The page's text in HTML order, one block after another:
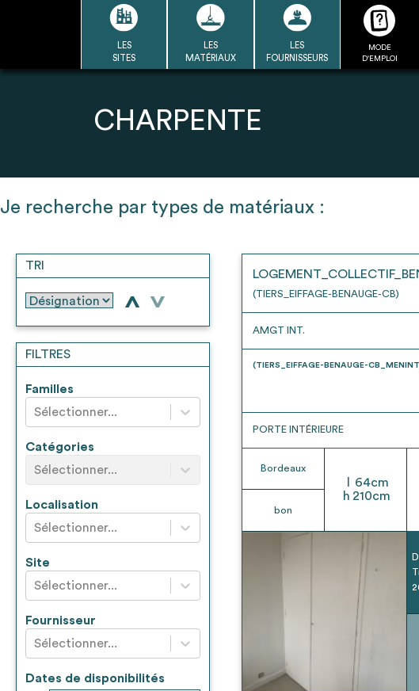
LES
SITES
LES
MATÉRIAUX
LES
FOURNISSEURS
MODE
D'EMPLOI
LA DÉMARCHE
LA BASE
DU RÉEMPLOI
Ressources de chaque
* Attention, l’ajout des matériaux à sa liste et son envoi
CHARPENTE
Je recherche par types de matériaux :
TRI
> >
FILTRES
Familles
Sélectionner...
Catégories
Sélectionner...
Localisation
Sélectionner...
Site
Sélectionner...
Fournisseur
Sélectionner...
Dates de disponibilités
(TIERS_EIFFAGE-BENAUGE-CB)
AMGT INT.
(TIERS_EIFFAGE-BENAUGE-
PORTE INTÉRIEURE
Bordeaux
bon
64cm
h 210cm